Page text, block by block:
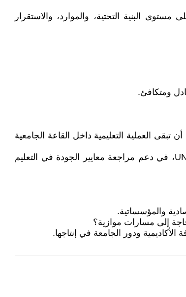
البنية التحتية، والموارد، والاستقرار
ومتكافئ.
العملية التعليمية داخل القاعة الجامعية
كما يُطرح في هذا السياق أهمية تعزيز دور المؤسسات الدولية المتخصصة في تقييم النظم التعليمية، وفي مقدمتها منظمة UNESCO، في دعم مراجعة معايير الجودة في التعليم
والمؤسساتية.
إلى مسارات موازية؟
ودور الجامعة في إنتاجها.